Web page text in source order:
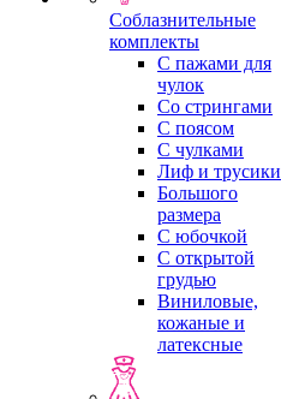
Соблазнительные
комплекты
С пажами для
чулок
Со стрингами
С поясом
С чулками
Лиф и трусики
Большого
размера
С юбочкой
С открытой
грудью
Виниловые,
кожаные и
латексные